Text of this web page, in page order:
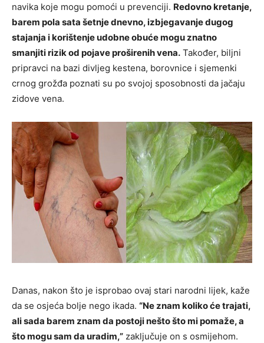
navika koje mogu pomoći u prevenciji. Redovno kretanje,
barem pola sata šetnje dnevno, izbjegavanje dugog
stajanja i korištenje udobne obuće mogu znatno
smanjiti rizik od pojave proširenih vena. Također, biljni
pripravci na bazi divljeg kestena, borovnice i sjemenki
crnog grožđa poznati su po svojoj sposobnosti da jačaju
zidove vena.
Danas, nakon što je isprobao ovaj stari narodni lijek, kaže
da se osjeća bolje nego ikada. “Ne znam koliko će trajati,
ali sada barem znam da postoji nešto što mi pomaže, a
što mogu sam da uradim,” zaključuje on s osmijehom.